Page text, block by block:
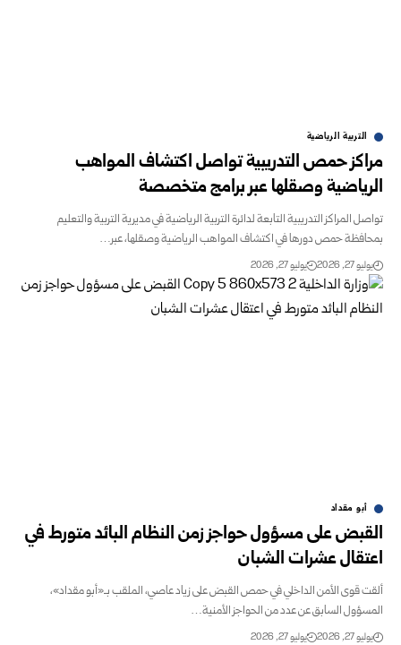
التربية الرياضية
مراكز حمص التدريبية تواصل اكتشاف المواهب
الرياضية وصقلها عبر برامج متخصصة
تواصل المراكز التدريبية التابعة لدائرة التربية الرياضية في مديرية التربية والتعليم
بمحافظة حمص دورها في اكتشاف المواهب الرياضية وصقلها، عبر…
يوليو 27, 2026 يوليو 27, 2026
أبو مقداد
القبض على مسؤول حواجز زمن النظام البائد متورط في
اعتقال عشرات الشبان
ألقت قوى الأمن الداخلي في حمص القبض على زياد عاصي، الملقب بـ«أبو مقداد»،
المسؤول السابق عن عدد من الحواجز الأمنية…
يوليو 27, 2026 يوليو 27, 2026